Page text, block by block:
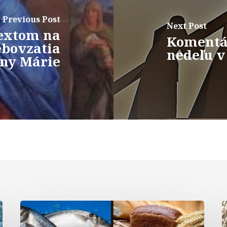
Previous Post
na
Márie
Next Post
nedeľu
Komentár
k
k